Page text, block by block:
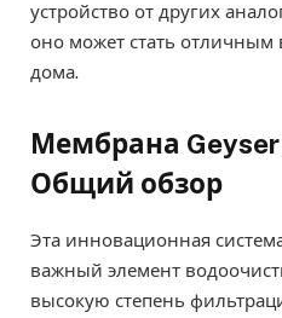
устройство от других
оно может стать
дома.
Мембрана Geyser
Общий обзор
Эта инновационная
важный элемент
высокую степень